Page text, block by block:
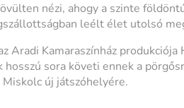
nézi, ahogy a szinte
leélt élet utolsó
Aradi Kamaraszínház
sora követi ennek a
új játszóhelyére.